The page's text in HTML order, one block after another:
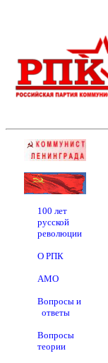
100 лет
русской
революции
О РПК
АМО
Вопросы и
ответы
Вопросы
теории